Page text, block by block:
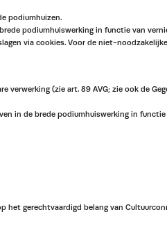
podiumhuizen.
podiumhuiswerking in functie van
via cookies. Voor de niet-
(zie art. 89 AVG; zie ook de
in de brede podiumhuiswerking in
gerechtvaardigd belang van